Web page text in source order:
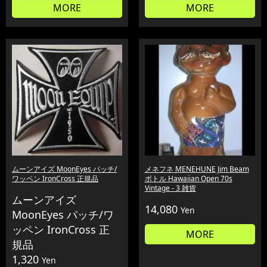
MORE MORE
ムーンアイズ MoonEyes パッチ/
ワッペン IronCross 正規品
ムーンアイズ
MoonEyes パッチ/ワ
ッペン IronCross 正
規品
1,320 Yen
メネフネ MENEHUNE Jim Beam
ボトル Hawaiian Open 70s
Vintage - 3 雑貨
14,080 Yen
MORE